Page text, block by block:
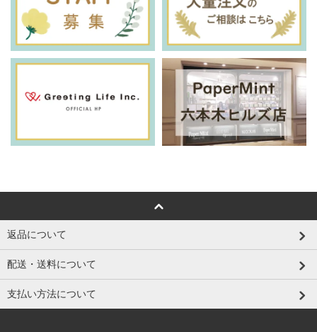
返品について
配送・送料について
支払い方法について